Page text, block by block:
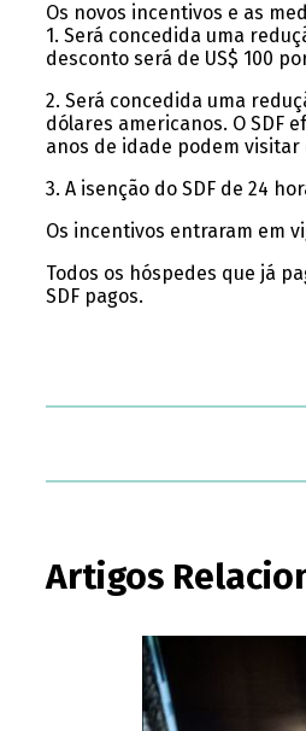
Os novos incentivos e as
1. Será concedida uma
desconto será de US$ 100
2. Será concedida uma
dólares americanos. O SDF
anos de idade podem visitar
3. A isenção do SDF de 24
Os incentivos entraram em
Todos os hóspedes que já
SDF pagos.
Artigos